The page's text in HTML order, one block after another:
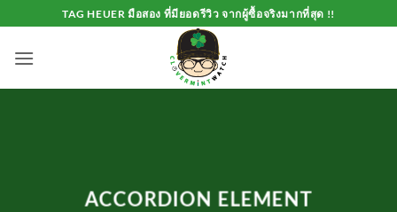
to
content
TAG HEUER มือสอง ที่มียอดรีวิว จากผู้ซื้อจริงมากที่สุด !!
ACCORDION ELEMENT